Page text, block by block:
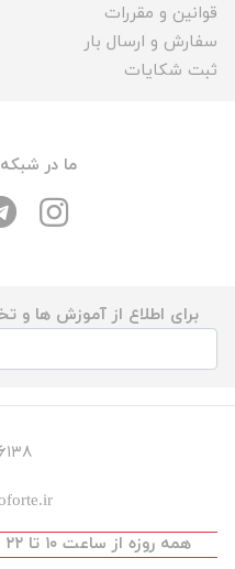
قوانین و مقررات
سفارش و ارسال بار
ثبت شکایات
ما در
برای اطلاع از آموزش ها و
همه روزه از ساعت ۱۰ تا ۲۲ پاسخگوی شما عزیزان هستیم.